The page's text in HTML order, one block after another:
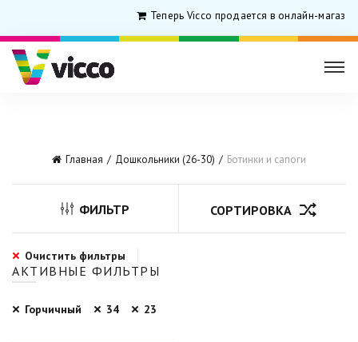
Теперь Vicco продается в онлайн-
Главная Дошкольники (26-30) Ботинки и сапоги
ФИЛЬТР СОРТИРОВКА
Очистить фильтры
АКТИВНЫЕ ФИЛЬТРЫ
Горчичный 34 23